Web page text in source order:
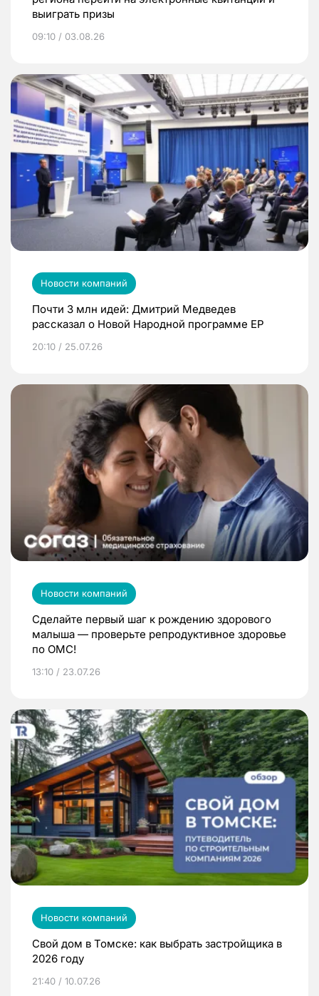
выиграть призы
09:10 / 03.08.26
Новости компаний
Почти 3 млн идей: Дмитрий Медведев
рассказал о Новой Народной программе ЕР
20:10 / 25.07.26
Новости компаний
Сделайте первый шаг к рождению здорового
малыша — проверьте репродуктивное здоровье
по ОМС!
13:10 / 23.07.26
Новости компаний
Свой дом в Томске: как выбрать застройщика в
2026 году
21:40 / 10.07.26